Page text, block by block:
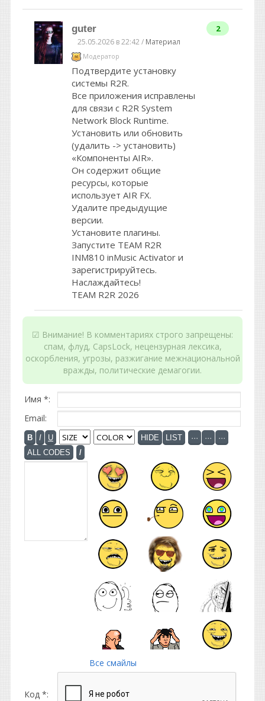
guter
25.05.2026 в 22:42 / Материал
Модератор
Подтвердите установку
системы R2R.
Все приложения исправлены
для связи с R2R System
Network Block Runtime.
Установить или обновить
(удалить -> установить)
«Компоненты AIR».
Он содержит общие
ресурсы, которые
использует AIR FX.
Удалите предыдущие
версии.
Установите плагины.
Запустите TEAM R2R
INM810 inMusic Activator и
зарегистрируйтесь.
Наслаждайтесь!
TEAM R2R 2026
2
☑ Внимание! В комментариях строго запрещены:
спам, флуд, CapsLock, нецензурная лексика,
оскорбления, угрозы, разжигание межнациональной
вражды, политические демагогии.
Имя *:
Email:
Все смайлы
Код *: